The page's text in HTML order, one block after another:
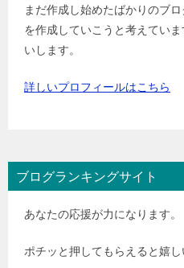
まだ作成し始めたばかりのブ
を作成していこうと考えてい
いします。
詳しいプロフィールはこちら
ブログランキングサイト
あなたの応援が力になります。
ポチッと押してもらえると嬉し